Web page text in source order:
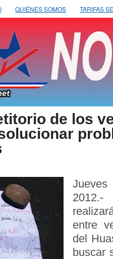
QUIÉNES SOMOS TARIFAS
de los
entre
del
buscar